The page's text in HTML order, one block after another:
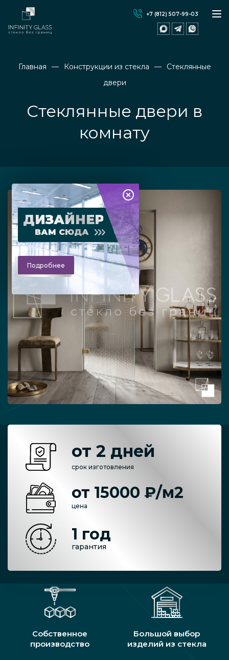
+7 (812) 507-99-03
Главная Конструкции из стекла
Стеклянные
двери
Стеклянные двери в
комнату
ДИЗАЙНЕР
ВАМ СЮДА
Подробнее
от 2 дней
срок изготовления
от 15000 ₽/м2
цена
1 год
гарантия
Собственное
производство
Большой выбор
изделий из стекла